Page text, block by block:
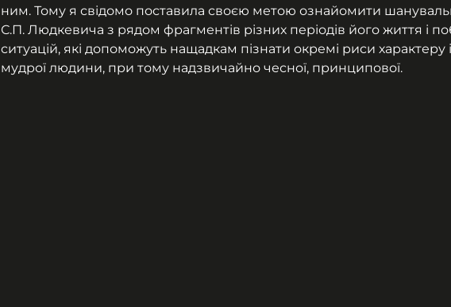
ним. Тому я свідомо поставила своєю метою ознайомити
С.П. Людкевича з рядом фрагментів різних періодів його життя і
ситуацій, які допоможуть нащадкам пізнати окремі риси характеру і
мудрої людини, при тому надзвичайно чесної, принципової.